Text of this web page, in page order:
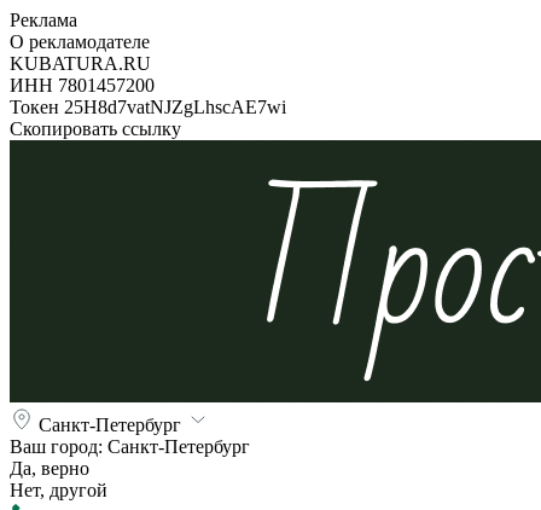
Реклама
О рекламодателе
KUBATURA.RU
ИНН 7801457200
Токен 25H8d7vatNJZgLhscAE7wi
Скопировать ссылку
Санкт-Петербург
Ваш город: Санкт-Петербург
Да, верно
Нет, другой